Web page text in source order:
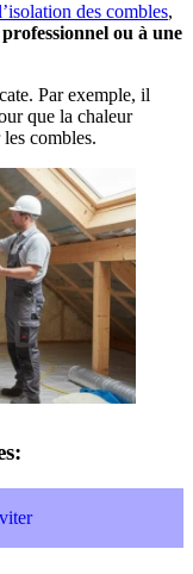
des combles,
ou à une
Par exemple, il
que la chaleur
combles.